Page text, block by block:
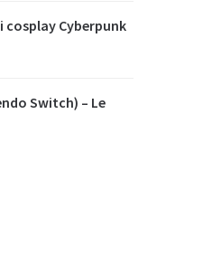
cosplay Cyberpunk
Switch) – Le